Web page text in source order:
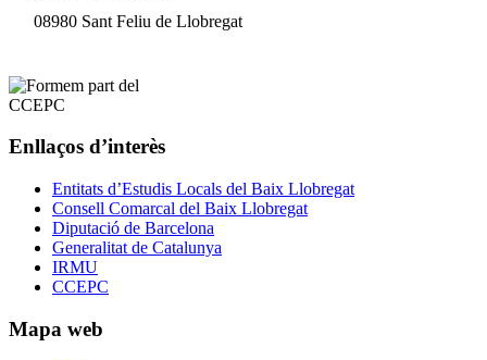
08980 Sant Feliu de Llobregat
Enllaços d’interès
Entitats d’Estudis Locals del Baix Llobregat
Consell Comarcal del Baix Llobregat
Diputació de Barcelona
Generalitat de Catalunya
IRMU
CCEPC
Mapa web